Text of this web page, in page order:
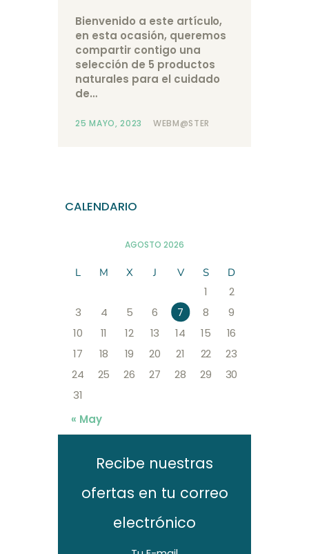
Bienvenido a este artículo,
en esta ocasión, queremos
compartir contigo una
selección de 5 productos
naturales para el cuidado
de…
25 MAYO, 2023 WEBM@STER
CALENDARIO
AGOSTO 2026
L M X J V S D
1
2
3
4 5 6 7 8
9
10
11 12 13 14 15
16
17
18 19 20 21 22
23
24
25 26 27 28 29
30
31
« May
Recibe nuestras
ofertas en tu correo
electrónico